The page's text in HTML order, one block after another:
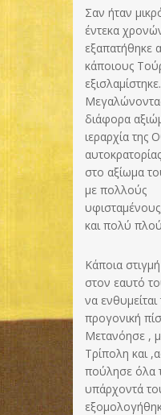
Σαν ήταν
έντεκα
εξαπατήθηκε
κάποιους
εξισλαμίστηκε.
διάφορα
ιεραρχία της
στο αξίωμα
με πολλούς
και πολύ
Κάποια
στον εαυτό
να ενθυμείται
προγονική
Μετανόησε ,
Τρίπολη και
πούλησε όλα
υπάρχοντά